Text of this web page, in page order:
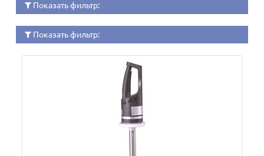
Показать фильтр:
Показать фильтр: